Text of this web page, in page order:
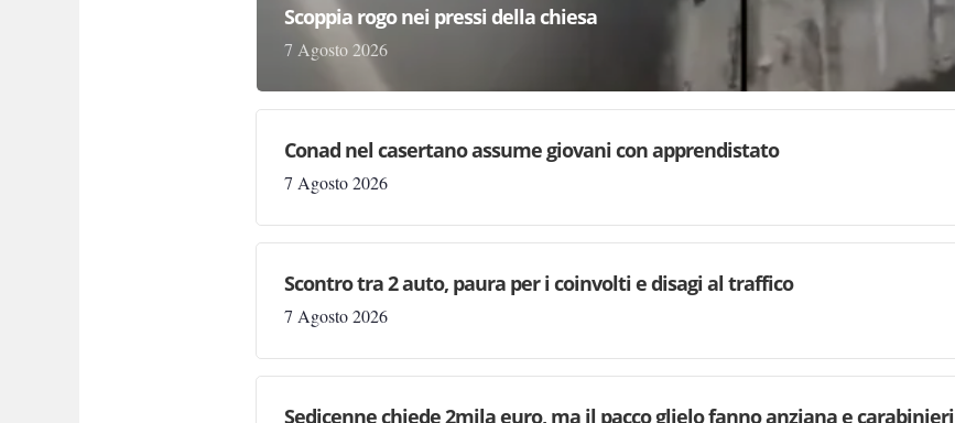
Scoppia rogo nei pressi della chiesa
7 Agosto 2026
Conad nel casertano assume giovani con apprendistato
7 Agosto 2026
Scontro tra 2 auto, paura per i coinvolti e disagi al traffico
7 Agosto 2026
Sedicenne chiede 2mila euro, ma il pacco glielo fanno anziana e carabinieri